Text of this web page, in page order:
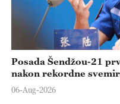
Posada Šendžou-21
nakon rekordne
06-Aug-2026